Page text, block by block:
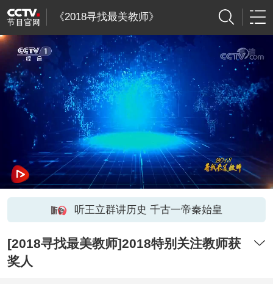
《2018寻找最美教师》
听王立群讲历史 千古一帝秦始皇
[2018寻找最美教师]2018特别关注教师获
奖人